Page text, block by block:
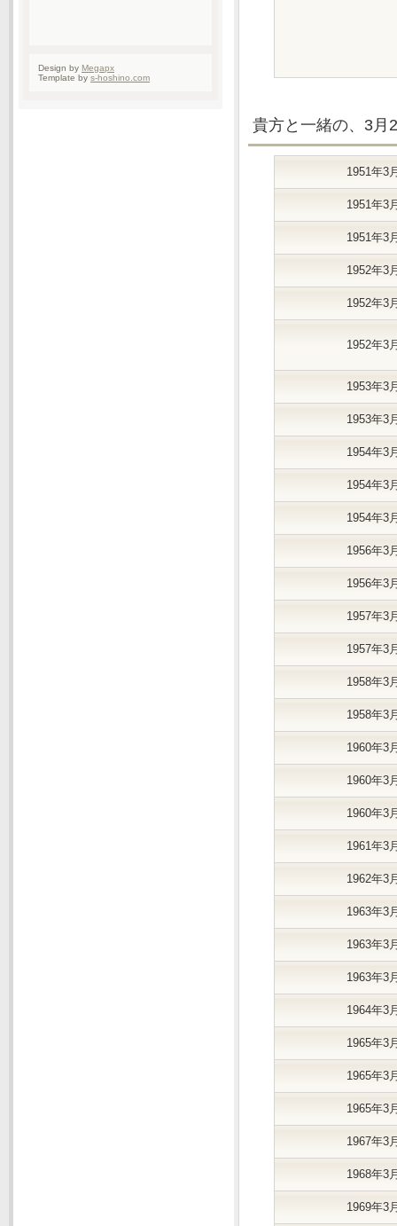
貴方と一緒の、3月
1951年3
1951年3
1951年3
1952年3
1952年3
1952年3
1953年3
1953年3
1954年3
1954年3
1954年3
1956年3
1956年3
1957年3
1957年3
1958年3
1958年3
1960年3
1960年3
1960年3
1961年3
1962年3
1963年3
1963年3
1963年3
1964年3
1965年3
1965年3
1965年3
1967年3
1968年3
1969年3
Design by Megapx
Template by s-hoshino.com